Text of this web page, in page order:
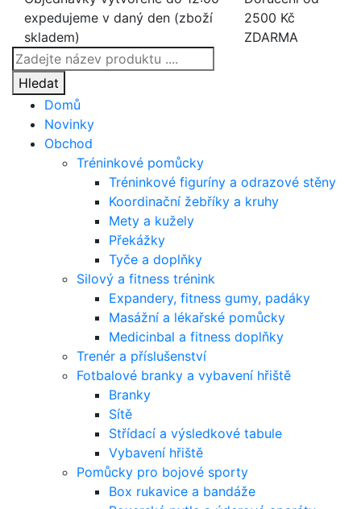
expedujeme v daný den (zboží
skladem)
2500 Kč
ZDARMA
Products
search
Hledat
Domů
Novinky
Obchod
Tréninkové pomůcky
Tréninkové figuríny a odrazové stěny
Koordinační žebříky a kruhy
Mety a kužely
Překážky
Tyče a doplňky
Silový a fitness trénink
Expandery, fitness gumy, padáky
Masážní a lékařské pomůcky
Medicinbal a fitness doplňky
Trenér a příslušenství
Fotbalové branky a vybavení hřiště
Branky
Sítě
Střídací a výsledkové tabule
Vybavení hřiště
Pomůcky pro bojové sporty
Box rukavice a bandáže